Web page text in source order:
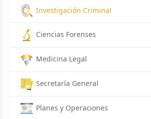
Investigación Criminal
Ciencias Forenses
Medicina Legal
Secretaría General
Planes y Operaciones